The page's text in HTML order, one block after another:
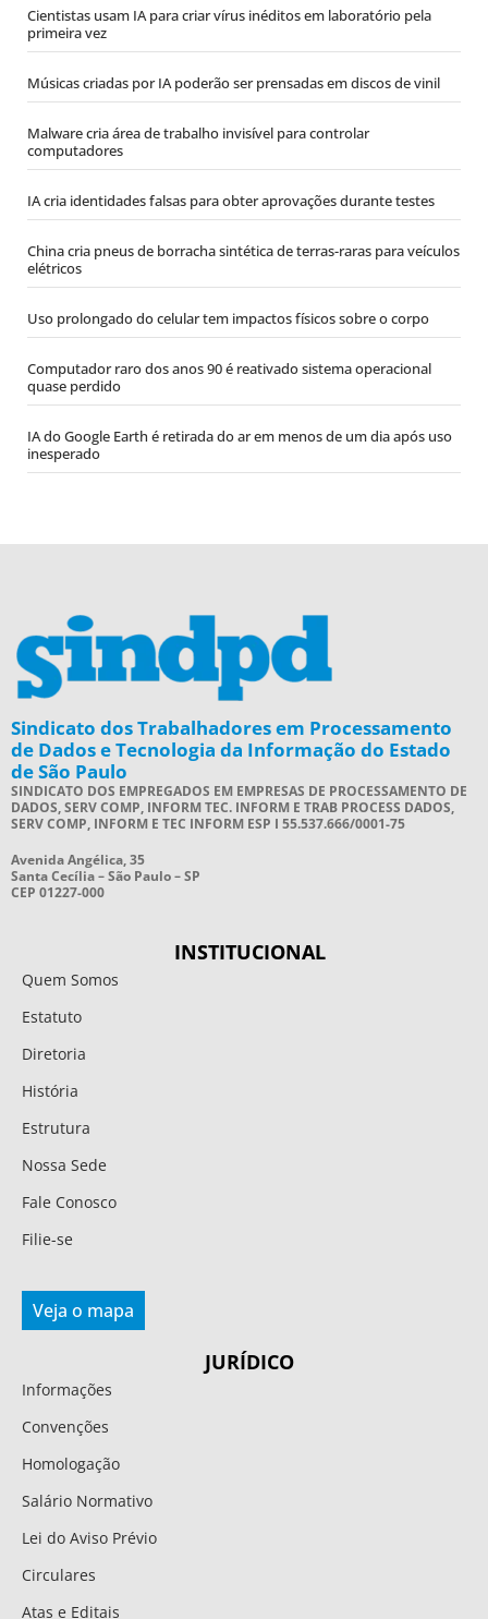
Cientistas usam IA para criar vírus inéditos em laboratório pela
primeira vez
Músicas criadas por IA poderão ser prensadas em discos de vinil
Malware cria área de trabalho invisível para controlar
computadores
IA cria identidades falsas para obter aprovações durante testes
China cria pneus de borracha sintética de terras-raras para veículos
elétricos
Uso prolongado do celular tem impactos físicos sobre o corpo
Computador raro dos anos 90 é reativado sistema operacional
quase perdido
IA do Google Earth é retirada do ar em menos de um dia após uso
inesperado
Sindicato dos Trabalhadores em Processamento
de Dados e Tecnologia da Informação do Estado
de São Paulo
SINDICATO DOS EMPREGADOS EM EMPRESAS DE PROCESSAMENTO DE
DADOS, SERV COMP, INFORM TEC. INFORM E TRAB PROCESS DADOS,
SERV COMP, INFORM E TEC INFORM ESP I 55.537.666/0001-75
Avenida Angélica, 35
Santa Cecília – São Paulo – SP
CEP 01227-000
INSTITUCIONAL
Quem Somos
Estatuto
Diretoria
História
Estrutura
Nossa Sede
Fale Conosco
Filie-se
Veja o mapa
JURÍDICO
Informações
Convenções
Homologação
Salário Normativo
Lei do Aviso Prévio
Circulares
Atas e Editais